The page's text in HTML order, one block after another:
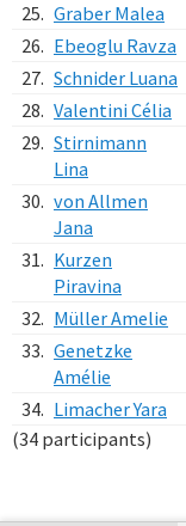
25. Graber Malea
26. Ebeoglu Ravza
27. Schnider Luana
28. Valentini Célia
29. Stirnimann
Lina
30. von Allmen
Jana
31. Kurzen
Piravina
32. Müller Amelie
33. Genetzke
Amélie
34. Limacher Yara
(34 participants)